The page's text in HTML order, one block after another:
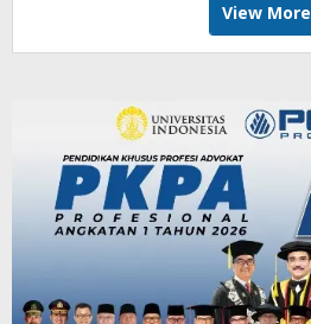
View More